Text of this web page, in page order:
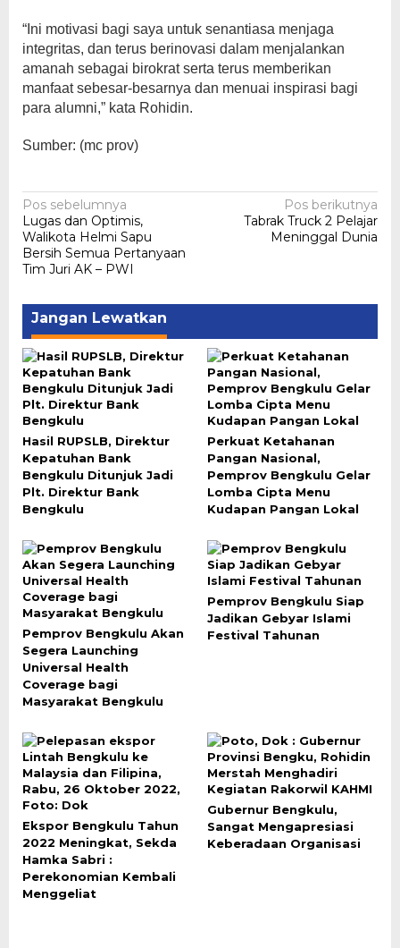
“Ini motivasi bagi saya untuk senantiasa menjaga
integritas, dan terus berinovasi dalam menjalankan
amanah sebagai birokrat serta terus memberikan
manfaat sebesar-besarnya dan menuai inspirasi bagi
para alumni,” kata Rohidin.
Sumber: (mc prov)
Navigasi
pos
Pos sebelumnya
Lugas dan Optimis,
Walikota Helmi Sapu
Bersih Semua Pertanyaan
Tim Juri AK – PWI
Pos berikutnya
Tabrak Truck 2 Pelajar
Meninggal Dunia
Jangan Lewatkan
Hasil RUPSLB, Direktur
Kepatuhan Bank
Bengkulu Ditunjuk Jadi
Plt. Direktur Bank
Bengkulu
Perkuat Ketahanan
Pangan Nasional,
Pemprov Bengkulu Gelar
Lomba Cipta Menu
Kudapan Pangan Lokal
Pemprov Bengkulu Akan
Segera Launching
Universal Health
Coverage bagi
Masyarakat Bengkulu
Pemprov Bengkulu Siap
Jadikan Gebyar Islami
Festival Tahunan
Ekspor Bengkulu Tahun
2022 Meningkat, Sekda
Hamka Sabri :
Perekonomian Kembali
Menggeliat
Gubernur Bengkulu,
Sangat Mengapresiasi
Keberadaan Organisasi